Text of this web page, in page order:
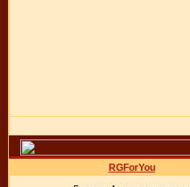
RGForYou